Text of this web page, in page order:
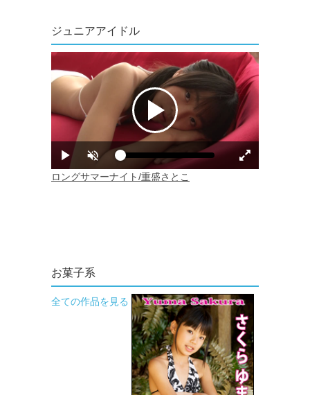
ジュニアアイドル
お菓子系
全ての作品を見る